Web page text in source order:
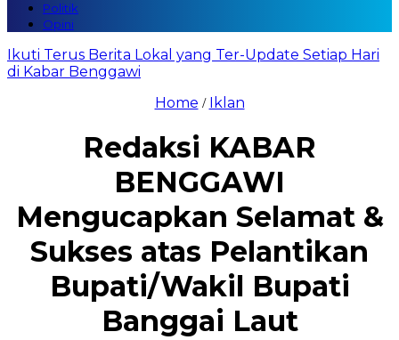
Politik
Opini
Ikuti Terus Berita Lokal yang Ter-Update Setiap Hari
di Kabar Benggawi
Home / Iklan
Redaksi KABAR
BENGGAWI
Mengucapkan Selamat &
Sukses atas Pelantikan
Bupati/Wakil Bupati
Banggai Laut